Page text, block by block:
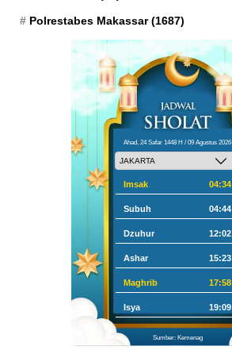
Polrestabes Makassar(1687)
Ahad, 24 Safar 1448 H / 09 Agustus 2026
Imsak 04:34
Subuh 04:44
Dzuhur 12:02
Ashar 15:23
Maghrib 17:58
Isya 19:09
Sumber: Kemenag